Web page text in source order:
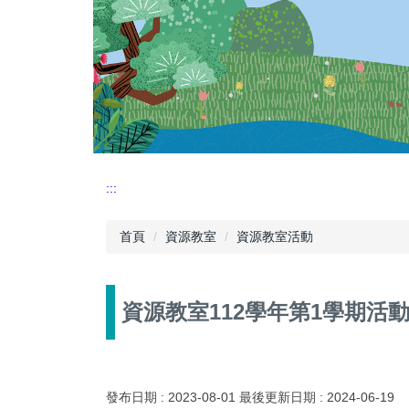
:::
首頁 資源教室 資源教室活動
資源教室112學年第1學期活
發布日期 : 2023-08-01 最後更新日期 : 2024-06-19